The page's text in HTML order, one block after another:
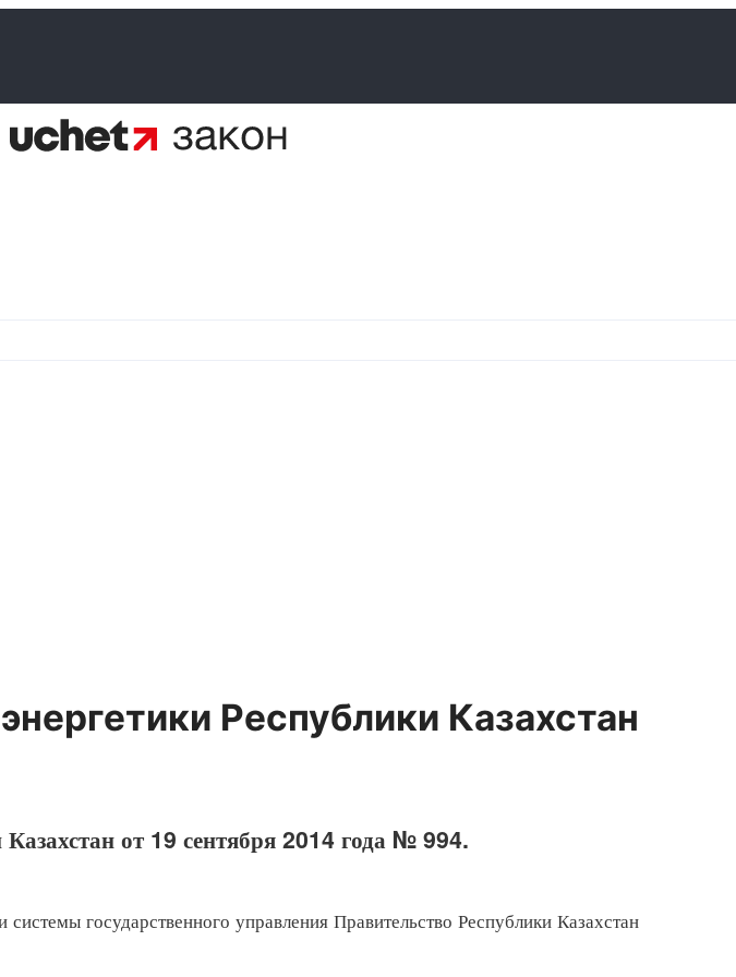
Республики Казахстан
от 19 сентября 2014 года № 994.
государственного управления Правительство Республики Казахстан